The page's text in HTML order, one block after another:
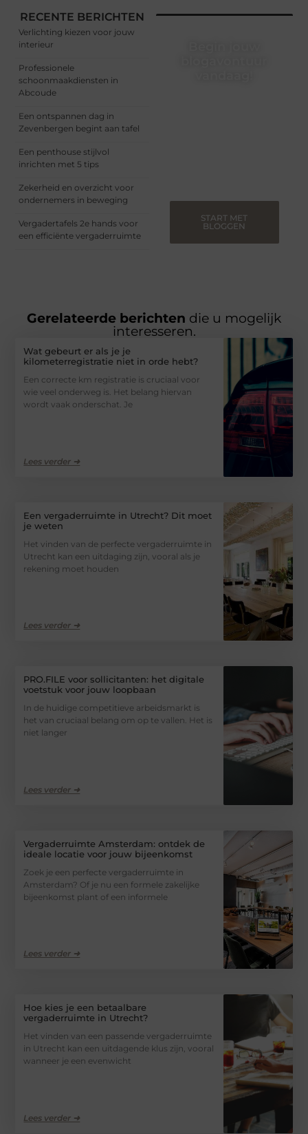
RECENTE BERICHTEN
Verlichting kiezen voor jouw
interieur
Professionele
schoonmaakdiensten in
Abcoude
Een ontspannen dag in
Zevenbergen begint aan tafel
Een penthouse stijlvol
inrichten met 5 tips
Zekerheid en overzicht voor
ondernemers in beweging
Vergadertafels 2e hands voor
een efficiënte vergaderruimte
START MET
BLOGGEN
Gerelateerde berichten die u mogelijk
interesseren.
Wat gebeurt er als je je
kilometerregistratie niet in orde hebt?
Een correcte km registratie is cruciaal voor
wie veel onderweg is. Het belang hiervan
wordt vaak onderschat. Je
Lees verder ➜
Een vergaderruimte in Utrecht? Dit moet
je weten
Het vinden van de perfecte vergaderruimte in
Utrecht kan een uitdaging zijn, vooral als je
rekening moet houden
Lees verder ➜
PRO.FILE voor sollicitanten: het digitale
voetstuk voor jouw loopbaan
In de huidige competitieve arbeidsmarkt is
het van cruciaal belang om op te vallen. Het is
niet langer
Lees verder ➜
Vergaderruimte Amsterdam: ontdek de
ideale locatie voor jouw bijeenkomst
Zoek je een perfecte vergaderruimte in
Amsterdam? Of je nu een formele zakelijke
bijeenkomst plant of een informele
Lees verder ➜
Hoe kies je een betaalbare
vergaderruimte in Utrecht?
Het vinden van een passende vergaderruimte
in Utrecht kan een uitdagende klus zijn, vooral
wanneer je een evenwicht
Lees verder ➜